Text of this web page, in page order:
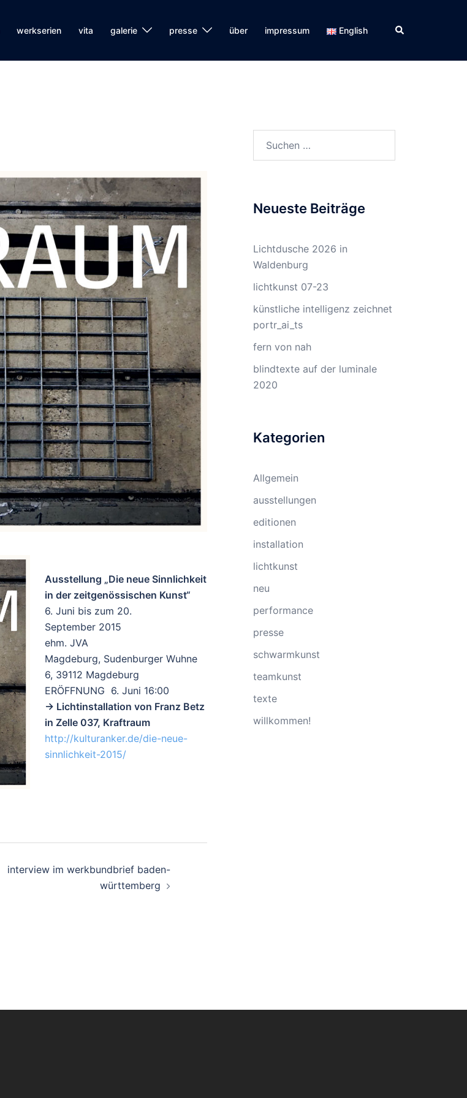
werkserien vita galerie presse über impressum English Suche
Ausstellung „Die neue Sinnlichkeit
in der zeitgenössischen Kunst“
6. Juni bis zum 20.
September 2015
ehm. JVA
Magdeburg, Sudenburger Wuhne
6, 39112 Magdeburg
ERÖFFNUNG 6. Juni 16:00
-> Lichtinstallation von Franz Betz
in Zelle 037, Kraftraum
http://kulturanker.de/die-neue-
sinnlichkeit-2015/
interview im werkbundbrief baden-
württemberg
Neueste Beiträge
Lichtdusche 2026 in
Waldenburg
lichtkunst 07-23
künstliche intelligenz zeichnet
portr_ai_ts
fern von nah
blindtexte auf der luminale
2020
Kategorien
Allgemein
ausstellungen
editionen
installation
lichtkunst
neu
performance
presse
schwarmkunst
teamkunst
texte
willkommen!